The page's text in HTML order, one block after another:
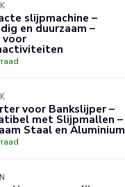
slijpmachine –
en duurzaam –
voor
voor Bankslijper –
met Slijpmallen –
Staal en Aluminium